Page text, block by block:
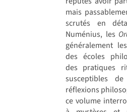
mais
scrutés en
Numénius, les
généralement
des écoles
des pratiques
susceptibles
réflexions
ce volume